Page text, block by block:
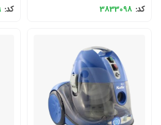
کد: 3833098
کد: